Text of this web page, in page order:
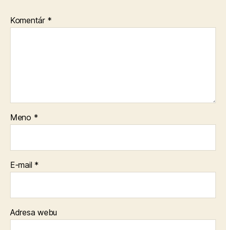
Komentár *
Meno *
E-mail *
Adresa webu